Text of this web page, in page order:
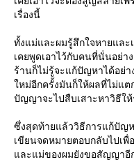
เรื่องนี้
ทั้งแม่และผมรู้สึกใจหายและ
เคยพูดเอาไว้กับคนที่นั่นอย่า
ร้านก็ไม่รู้จะแก้ปัญหาได้อย่า
หม่อีกครั้งมันก็ให้ผลที่ไม่แต
ปัญญาจะไปสืบเสาะหาวิธีใ
ซึ่งสุดท้ายแล้ววิธีการแก้ปัญ
เขียนจดหมายตอบกลับไปเ
ละแม่ของผมยังขอสัญญาอีก